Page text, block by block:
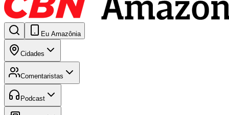
Eu Amazônia
Cidades
Comentaristas
Podcast